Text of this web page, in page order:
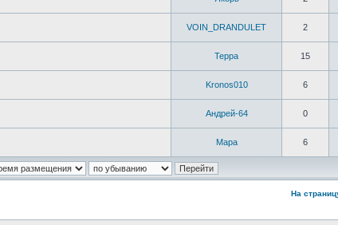
VOIN_DRANDULET 2
Терра 15
Kronos010 6
Андрей-64 0
Мара 6
На